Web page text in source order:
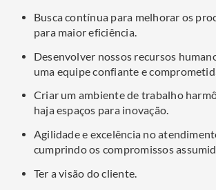
Busca contínua para melhorar os
para maior eficiência.
Desenvolver nossos recursos
uma equipe confiante e
Criar um ambiente de trabalho
haja espaços para inovação.
Agilidade e excelência no
cumprindo os compromissos
Ter a visão do cliente.